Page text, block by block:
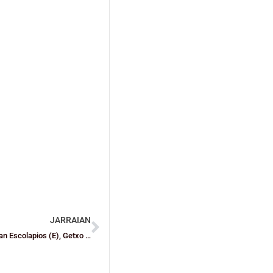
JARRAIAN
Juniorretan Loiola Indautxu (E) eta Tabirako (G) eta kadeteetan Escolapios (E), Getxo eta Leioa (G), Euskal Ligara igo dira